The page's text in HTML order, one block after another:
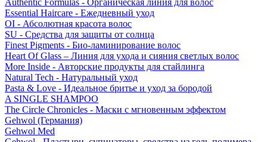
Authentic Formulas - Органическая линия для волос
Essential Haircare - Eжедневный уход
OI - Абсолютная красота волос
SU - Средства для защиты от солнца
Finest Pigments - Био-ламинирование волос
Heart Of Glass – Линия для ухода и сияния светлых волос
More Inside - Авторские продукты для стайлинга
Natural Tech - Натуральный уход
Pasta & Love - Идеальное бритье и уход за бородой
A SINGLE SHAMPOO
The Circle Chronicles - Маски с мгновенным эффектом
Gehwol (Германия)
Gehwol Med